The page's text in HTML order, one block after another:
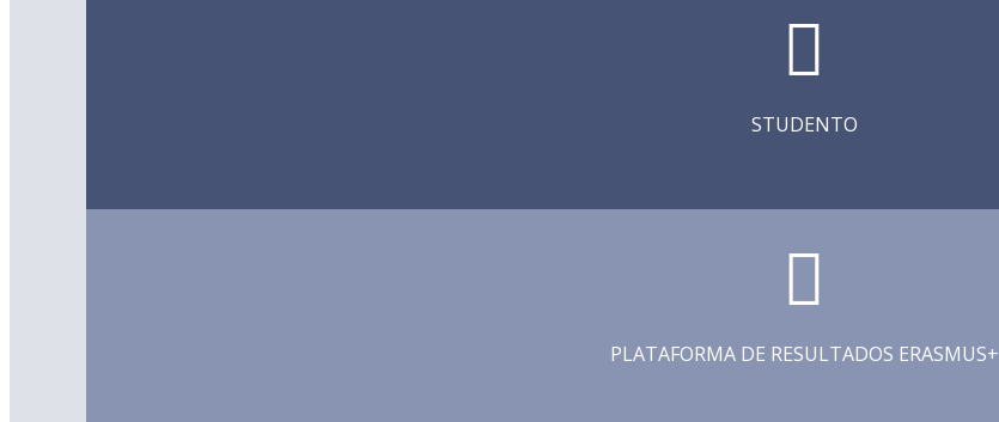
STUDENTO
PLATAFORMA DE RESULTADOS ERASMUS+